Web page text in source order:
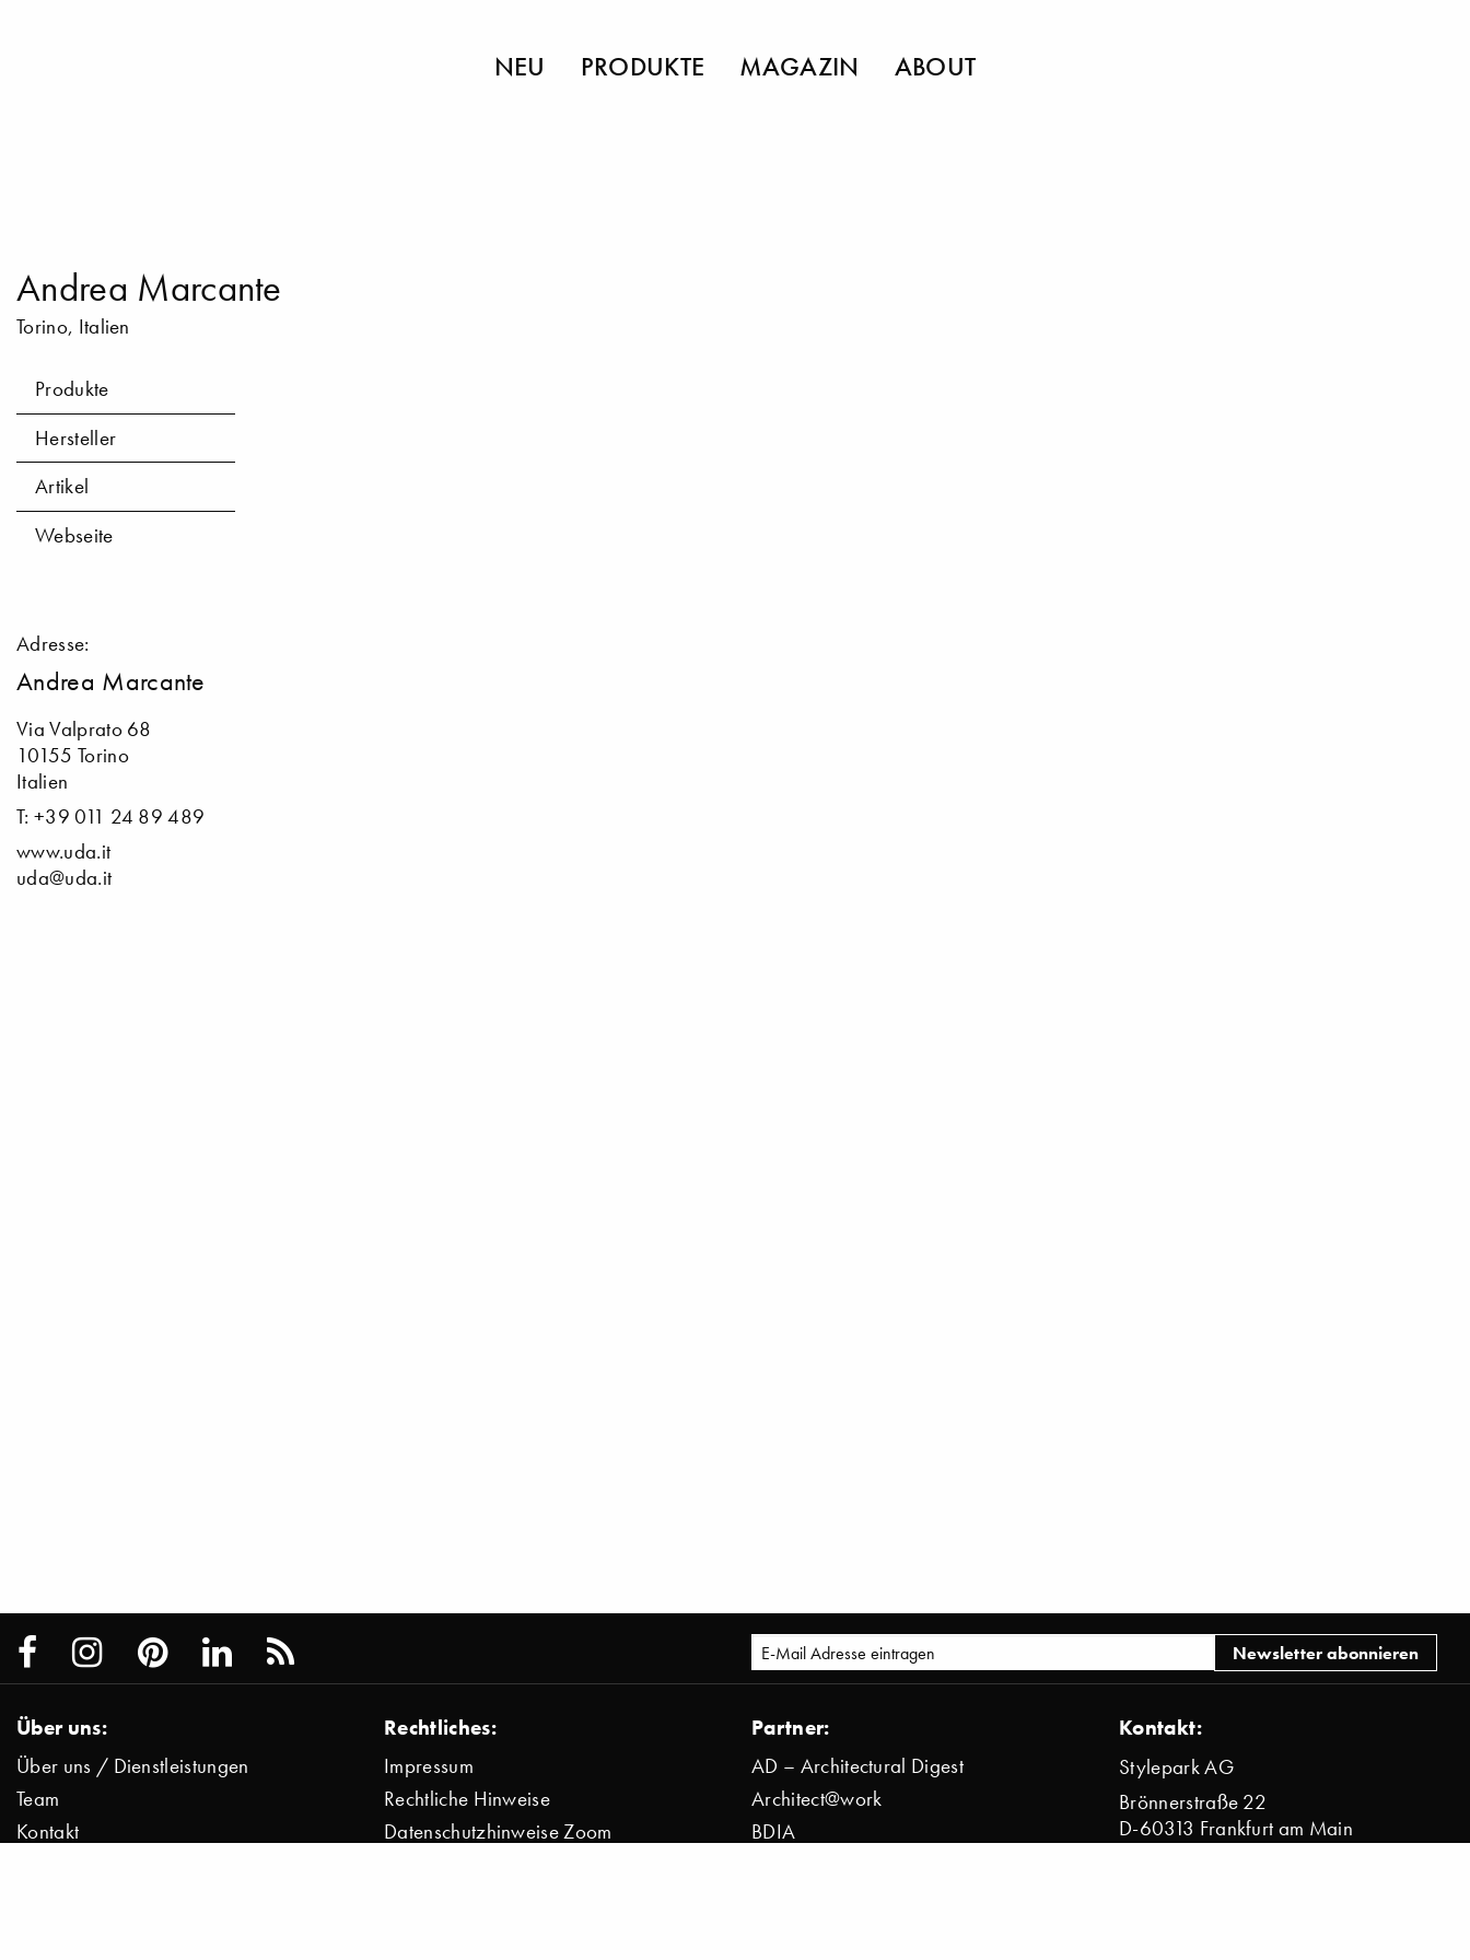
NEU PRODUKTE MAGAZIN ABOUT
Andrea Marcante
Torino, Italien
Produkte
Hersteller
Artikel
Webseite
Adresse:
Andrea Marcante
Via Valprato 68
10155 Torino
Italien
T: +39 011 24 89 489
www.uda.it
uda@uda.it
Über uns:
Über uns / Dienstleistungen
Team
Kontakt
Rechtliches:
Impressum
Rechtliche Hinweise
Datenschutzhinweise Zoom
Partner:
AD – Architectural Digest
Architect@work
BDIA
Kontakt:
Stylepark AG
Brönnerstraße 22
D-60313 Frankfurt am Main